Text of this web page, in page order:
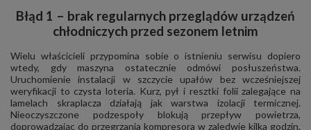
Błąd 1 – brak regularnych przeglądów urządzeń
chłodniczych przed sezonem letnim
Wielu właścicieli przypomina sobie o istnieniu serwisu dopiero
wtedy, gdy maszyna ostatecznie odmówi posłuszeństwa.
Uruchomienie instalacji w szczycie upałów bez wcześniejszej
weryfikacji to czysta loteria. Kurz, pył i resztki folii zalegające na
lamelach skraplacza działają jak warstwa izolacji termicznej.
Nieoczyszczone podzespoły blokują przepływ powietrza,
doprowadzając do przegrzania kompresora w zaledwie kilka godzin.